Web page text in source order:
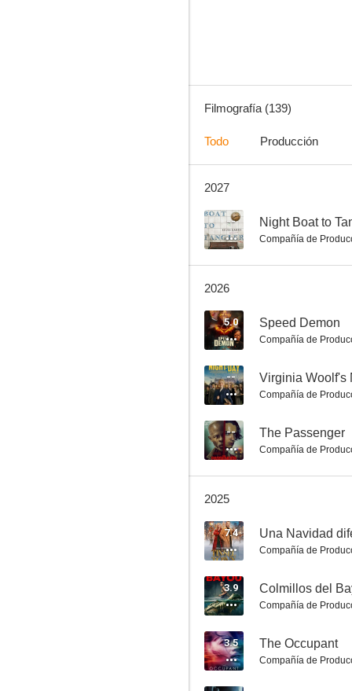
Leer 'Lolita' en Teherán
7.2
Bienvenido a casa
6.9
6.7
Filmografía (139)
Todo Producción
2027
-- Night Boat to
Compañía de
2026
5.0 Speed Demon
Compañía de
-- Virginia Woolf's
Compañía de
-- The Passenger
Compañía de
2025
7.4 Una Navidad
Compañía de
3.9 Colmillos del
Compañía de
3.5 The Occupant
Compañía de